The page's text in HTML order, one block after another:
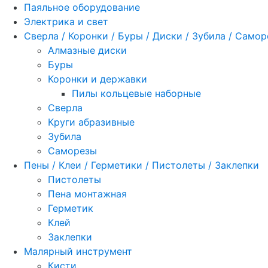
Паяльное оборудование
Электрика и свет
Сверла / Коронки / Буры / Диски / Зубила /
Алмазные диски
Буры
Коронки и державки
Пилы кольцевые наборные
Сверла
Круги абразивные
Зубила
Саморезы
Пены / Клеи / Герметики / Пистолеты / Заклепки
Пистолеты
Пена монтажная
Герметик
Клей
Заклепки
Малярный инструмент
Кисти